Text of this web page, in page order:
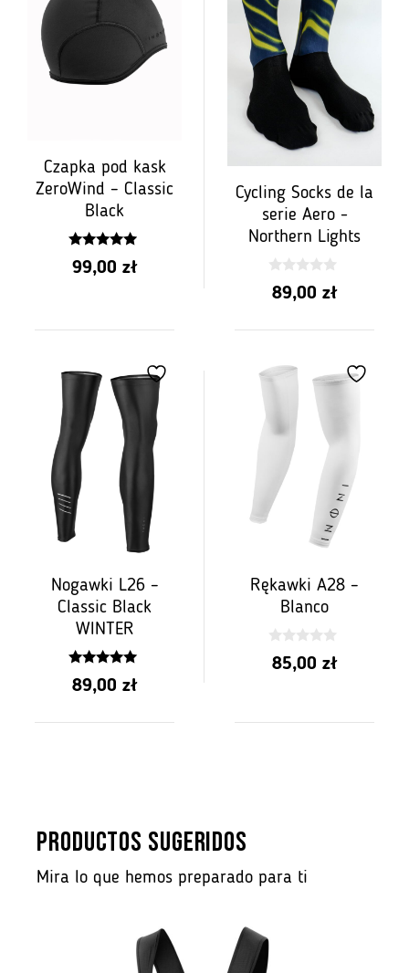
Czapka pod kask
ZeroWind – Classic
Black
4.78
z 5
99,00 zł
Cycling Socks de la
serie Aero -
Northern Lights
0
z89,00 zł
Nogawki L26 –
Classic Black
WINTER
5.00
z 5
89,00 zł
Rękawki A28 –
Blanco
0
z85,00 zł
PRODUCTOS SUGERIDOS
Mira lo que hemos preparado para ti